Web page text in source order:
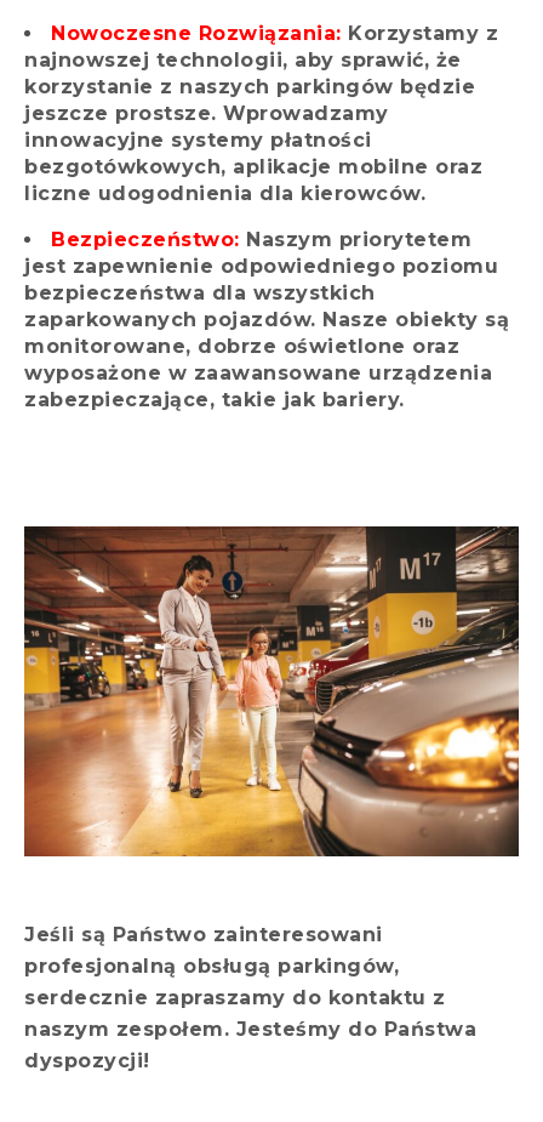
Nowoczesne Rozwiązania: Korzystamy z
najnowszej technologii, aby sprawić, że
korzystanie z naszych parkingów będzie
jeszcze prostsze. Wprowadzamy
innowacyjne systemy płatności
bezgotówkowych, aplikacje mobilne oraz
liczne udogodnienia dla kierowców.
Bezpieczeństwo: Naszym priorytetem
jest zapewnienie odpowiedniego poziomu
bezpieczeństwa dla wszystkich
zaparkowanych pojazdów. Nasze obiekty są
monitorowane, dobrze oświetlone oraz
wyposażone w zaawansowane urządzenia
zabezpieczające, takie jak bariery.
Jeśli są Państwo zainteresowani
profesjonalną obsługą parkingów,
serdecznie zapraszamy do kontaktu z
naszym zespołem. Jesteśmy do Państwa
dyspozycji!